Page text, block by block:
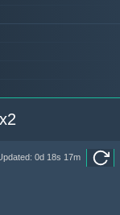
0d 18s 17m